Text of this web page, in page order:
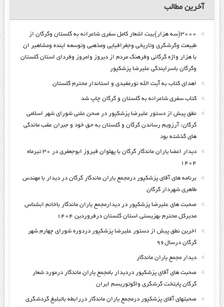
آخرین مطالب
۳۰۰۰(سه هزار)بیت اشعار کامل سفری شاعرانه به گلستان وگرگان از
طبیعت وگرشگری وتاریخی وجغرافیایی ومذهبی وتوسعه اینده ومشاهیر ان
با هزار واژه گرگانی وفرهنگ مردم از دیروز وامروز وفردای استان گلستان
وگرگان باسرایندگی علیرضا پزشکپور
اهدای کتاب به آیت الله نورمفیدی و استاندار محترم گلستان
کتاب سفری شاعرانه به گلستان و گرگان چاپ شد
نطق پیش از دستور علیرضا پزشکپور در صحن علنی شورای شهر اسلامی
گرگان: آرزویم رساندن گرگان و گلستان به حق خود و جبران عقب ماندگی
های گذشته بود
دیدار اعضا یاران ماندگار گرگان با پهلوان فیروز ابوجعفری در ۳۰ تیرماه
۱۴۰۴
برنامه های آقای پزشکپور درمجمع یاران ماندگار گرگان در دیدار با مهندس
طاهری شهردار گرگان
صحبت های علیرضا پزشکپور در دیدارمجمع یاران ماندگار باخانم ابشناس
مدیرکل محترم بهزیستی استان گلستان درفروردین ۱۴۰۴
اخرین نطق پیش از دستور علیرضا پزشکپور دردوره شورای چهارم شهر
گرگان درسال۹۶
دیدار مجمع یاران ماندگار
صحبت های آقای پزشکپور دردیدار بامجمع یاران ماندگار درمورد شعار
گرگان پایتخت گرشگری واکوتوریسم ایران
صحبتهای آقای پزشکپور درمجمع یاران ماندگار دررابطه باتبلیغ گردشگری